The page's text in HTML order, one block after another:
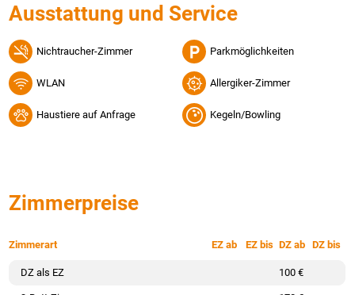
Ausstattung und Service
Nichtraucher-Zimmer Parkmöglichkeiten
WLAN Allergiker-Zimmer
Haustiere auf Anfrage Kegeln/Bowling
Zimmerpreise
Zimmerart EZ ab EZ bis DZ ab DZ bis
DZ als EZ 100 €